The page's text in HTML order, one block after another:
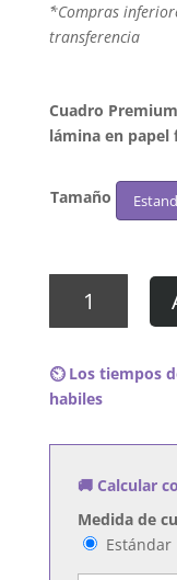
´*Compras
transferencia
Cuadro
lámina en
Tamaño
Flame
-
Waka
cantidad
⏲️ Los tiempos
habiles
🚚 Calcular
Medida de
Estándar